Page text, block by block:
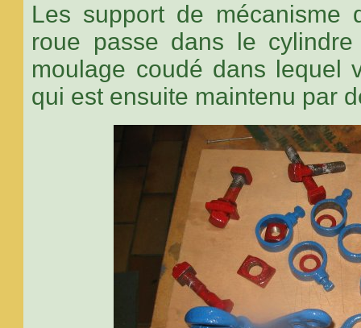
Les support de mécanisme
roue passe dans le
moulage coudé dans lequel
qui est ensuite maintenu par